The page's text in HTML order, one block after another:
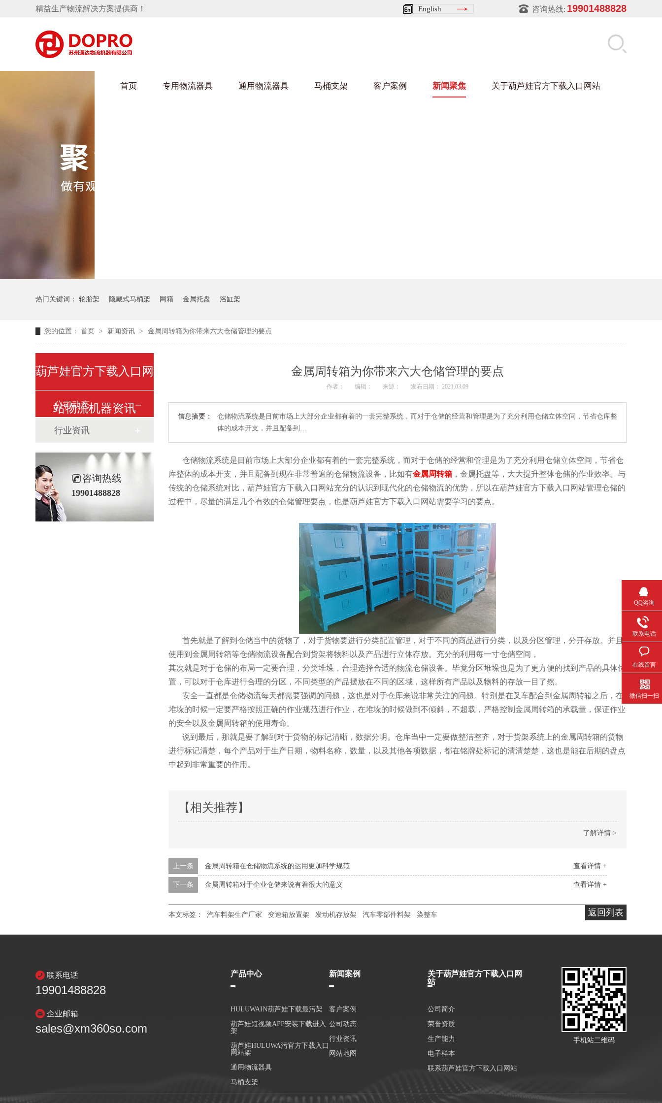
咨询热线: 19901488828
English
精益生产物流解决方案提供商！
首页 专用物流器具
保险杠料架
消声器料架
通用物流器具 马桶支架 客户案例
汽车行业
新闻聚焦 关于葫芦娃官方下载入口网站
热门关键词： 轮胎架 隐藏式马桶架 网箱 金属托盘 浴缸架
您的位置： 首页 > 新闻资讯 > 金属周转箱为你带来六大仓储管理的要点
金属周转箱为你带来六大仓储管理的要点
作者： 编辑： 来源： 发布日期： 2021.03.09
信息摘要：
仓储物流系统是目前市场上大部分企业都有着的一套完整系统，而对于仓储的经营和管理是为了充分利用仓储立体空间，节省仓库整
体的成本开支，并且配备到…
仓储物流系统是目前市场上大部分企业都有着的一套完整系统，而对于仓储的经营和管理是为了充分利用仓储立体空间，节省仓
库整体的成本开支，并且配备到现在非常普遍的仓储物流设备，比如有金属周转箱 ，金属托盘等，大大提升整体仓储的作业效率。与
传统的仓储系统对比，葫芦娃官方下载入口网站充分的认识到现代化的仓储物流的优势，所以在葫芦娃官方下载入口网站管理仓储的
过程中，尽量的满足几个有效的仓储管理要点，也是葫芦娃官方下载入口网站需要学习的要点。
首先就是了解到仓储当中的货物了，对于货物要进行分类配置管理，对于不同的商品进行分类，以及分区管理，分开存放。并且
使用到金属周转箱等仓储物流设备配合到货架将物料以及产品进行立体存放。充分的利用每一寸仓储空间，
其次就是对于仓储的布局一定要合理，分类堆垛，合理选择合适的物流仓储设备。毕竟分区堆垛也是为了更方便的找到产品的具体位
置，可以对于仓库进行合理的分区，不同类型的产品摆放在不同的区域，这样所有产品以及物料的存放一目了然。
安全一直都是仓储物流每天都需要强调的问题，这也是对于仓库来说非常关注的问题。特别是在叉车配合到金属周转箱之后，在
堆垛的时候一定要严格按照正确的作业规范进行作业，在堆垛的时候做到不倾斜，不超载，严格控制金属周转箱的承载量，保证作业
的安全以及金属周转箱的使用寿命。
说到最后，那就是要了解到对于货物的标记清晰，数据分明。仓库当中一定要做整洁整齐，对于货架系统上的金属周转箱的货物
进行标记清楚，每个产品对于生产日期，物料名称，数量，以及其他各项数据，都在铭牌处标记的清清楚楚，这也是能在后期的盘点
中起到非常重要的作用。
【相关推荐】
了解详情 >
查看详情 +
上一条 金属周转箱在仓储物流系统的运用更加科学规范
查看详情 +
下一条 金属周转箱对于企业仓储来说有着很大的意义
返回列表
本文标签： 汽车料架生产厂家 变速箱放置架 发动机存放架 汽车零部件料架 染整车
葫芦娃官方下载入口网
站物流机器资讯
公司动态
行业资讯
咨询热线
19901488828
联系电话
19901488828
企业邮箱
sales@xm360so.com
产品中心
HULUWAIN葫芦娃下载最污架
葫芦娃短视频APP安装下载进入
架
葫芦娃HULUWA污官方下载入口
网站架
通用物流器具
马桶支架
新闻案例
客户案例
公司动态
行业资讯
网站地图
关于葫芦娃官方下载入口网
站
公司简介
荣誉资质
生产能力
电子样本
联系葫芦娃官方下载入口网站
手机站二维码
QQ咨询
联系电话
在线留言
微信扫一扫